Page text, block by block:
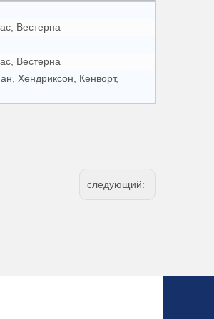
Вестерна
Вестерна
Хендриксон, Кенворт,
следующий: